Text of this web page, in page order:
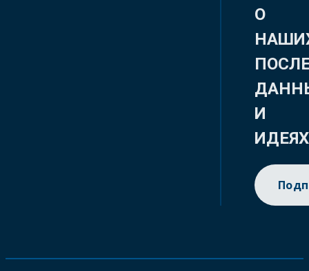
О
И
ИДЕЯХ